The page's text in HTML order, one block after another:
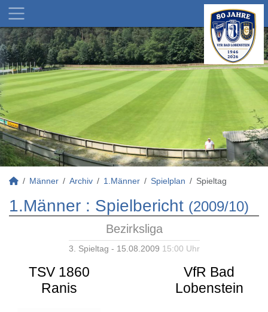
Männer Archiv 1.Männer Spielplan Spieltag
1.Männer : Spielbericht (2009/10)
Bezirksliga
3. Spieltag - 15.08.2009 15:00 Uhr
TSV 1860
Ranis
VfR Bad
Lobenstein